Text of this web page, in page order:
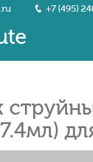
+7 (495)